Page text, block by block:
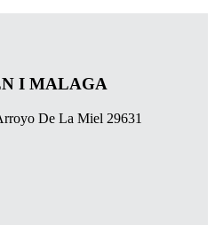
I MALAGA
De La Miel 29631